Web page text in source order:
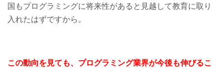
国もプログラミングに将来性があると見越して教育に取り
入れたはずですから。
この動向を見ても、 プログラミング業界が今後も伸びるこ